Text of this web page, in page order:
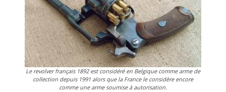
Le revolver français 1892 est considéré en Belgique comme arme de
collection depuis 1991 alors que la France le considère encore
comme une arme soumise à autorisation.